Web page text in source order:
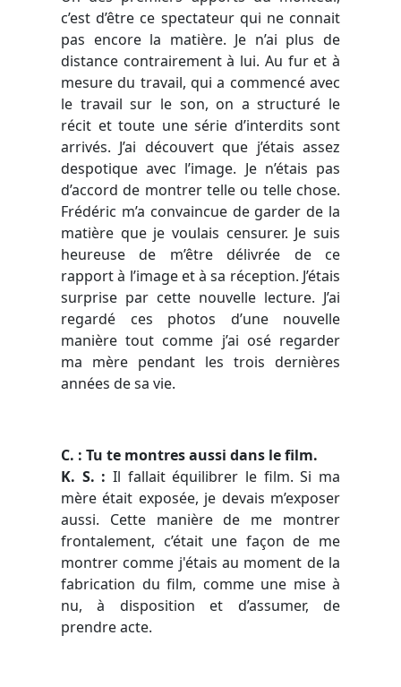
c’est d’être ce spectateur qui ne connait
pas encore la matière. Je n’ai plus de
distance contrairement à lui. Au fur et à
mesure du travail, qui a commencé avec
le travail sur le son, on a structuré le
récit et toute une série d’interdits sont
arrivés. J’ai découvert que j’étais assez
despotique avec l’image. Je n’étais pas
d’accord de montrer telle ou telle chose.
Frédéric m’a convaincue de garder de la
matière que je voulais censurer. Je suis
heureuse de m’être délivrée de ce
rapport à l’image et à sa réception. J’étais
surprise par cette nouvelle lecture. J’ai
regardé ces photos d’une nouvelle
manière tout comme j’ai osé regarder
ma mère pendant les trois dernières
années de sa vie.
C. : Tu te montres aussi dans le film.
K. S. : Il fallait équilibrer le film. Si ma
mère était exposée, je devais m’exposer
aussi. Cette manière de me montrer
frontalement, c’était une façon de me
montrer comme j'étais au moment de la
fabrication du film, comme une mise à
nu, à disposition et d’assumer, de
prendre acte.